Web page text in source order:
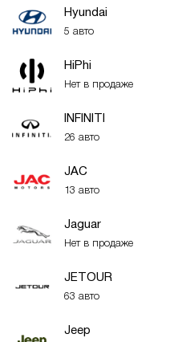
Hyundai
5 авто
HiPhi
Нет в продаже
INFINITI
26 авто
JAC
13 авто
Jaguar
Нет в продаже
JETOUR
63 авто
Jeep